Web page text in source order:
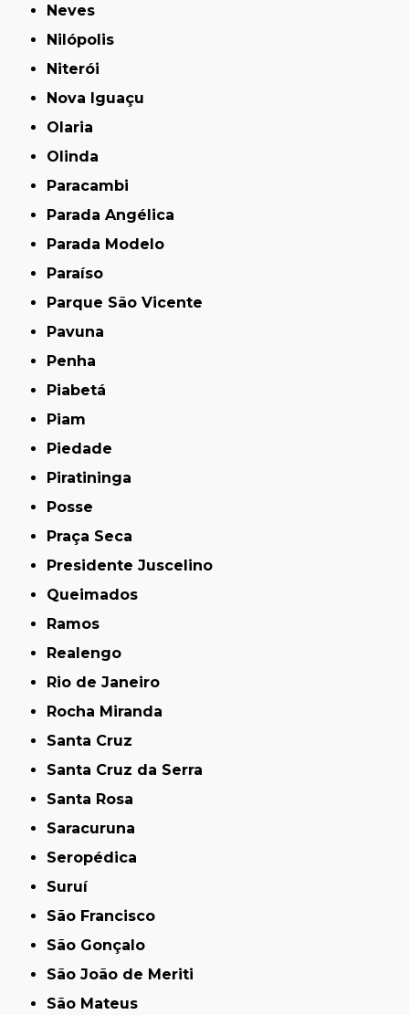
Neves
Nilópolis
Niterói
Nova Iguaçu
Olaria
Olinda
Paracambi
Parada Angélica
Parada Modelo
Paraíso
Parque São Vicente
Pavuna
Penha
Piabetá
Piam
Piedade
Piratininga
Posse
Praça Seca
Presidente Juscelino
Queimados
Ramos
Realengo
Rio de Janeiro
Rocha Miranda
Santa Cruz
Santa Cruz da Serra
Santa Rosa
Saracuruna
Seropédica
Suruí
São Francisco
São Gonçalo
São João de Meriti
São Mateus